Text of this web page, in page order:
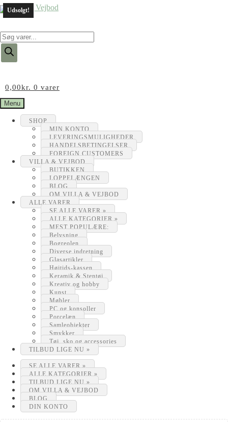
Products
search
0,00kr. 0 varer
Menu
SHOP
MIN KONTO
LEVERINGSMULIGHEDER
HANDELSBETINGELSER
FOREIGN CUSTOMERS
VILLA & VEJBOD
BUTIKKEN
LOPPELÆNGEN
BLOG
OM VILLA & VEJBOD
ALLE VARER
SE ALLE VARER »
ALLE KATEGORIER »
MEST POPULÆRE:
Belysning
Bogreolen
Diverse indretning
Glasartikler
Højtids-kassen
Keramik & Stentøj
Kreativ og hobby
Kunst
Møbler
PC og konsoller
Porcelæn
Samleobjekter
Smykker
Tøj, sko og accessories
TILBUD LIGE NU »
SE ALLE VARER »
ALLE KATEGORIER »
TILBUD LIGE NU »
OM VILLA & VEJBOD
BLOG
DIN KONTO
Udsolgt!